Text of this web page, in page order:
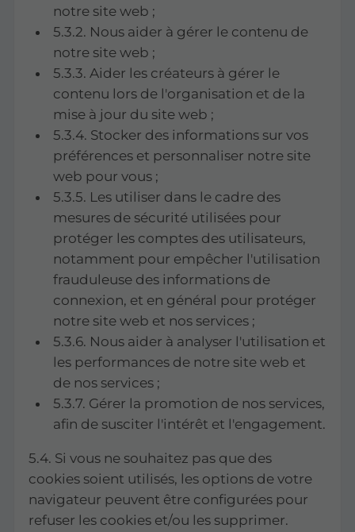
notre site web ;
5.3.2. Nous aider à gérer le contenu de
notre site web ;
5.3.3. Aider les créateurs à gérer le
contenu lors de l'organisation et de la
mise à jour du site web ;
5.3.4. Stocker des informations sur vos
préférences et personnaliser notre site
web pour vous ;
5.3.5. Les utiliser dans le cadre des
mesures de sécurité utilisées pour
protéger les comptes des utilisateurs,
notamment pour empêcher l'utilisation
frauduleuse des informations de
connexion, et en général pour protéger
notre site web et nos services ;
5.3.6. Nous aider à analyser l'utilisation et
les performances de notre site web et
de nos services ;
5.3.7. Gérer la promotion de nos services,
afin de susciter l'intérêt et l'engagement.
5.4. Si vous ne souhaitez pas que des
cookies soient utilisés, les options de votre
navigateur peuvent être configurées pour
refuser les cookies et/ou les supprimer.